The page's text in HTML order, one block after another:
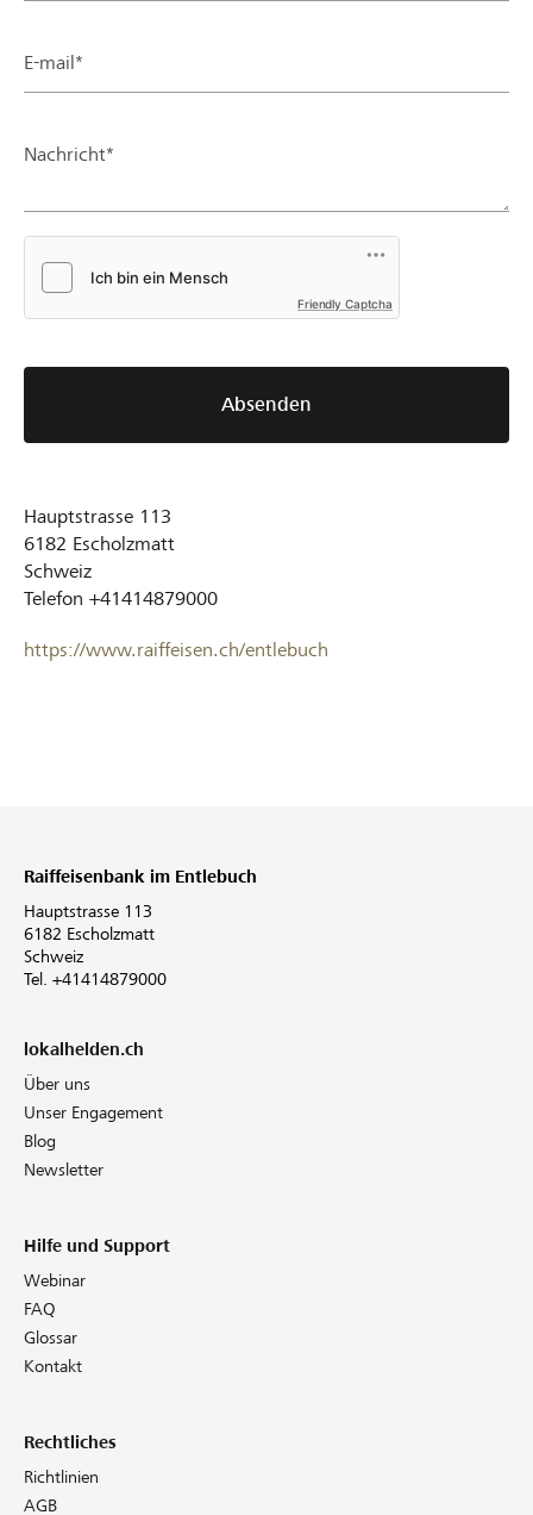
E-mail*
Nachricht*
Friendly Captcha
Absenden
Hauptstrasse 113
6182 Escholzmatt
Schweiz
Telefon +41414879000
https://www.raiffeisen.ch/entlebuch
Raiffeisenbank im Entlebuch
Hauptstrasse 113
6182 Escholzmatt
Schweiz
Tel. +41414879000
lokalhelden.ch
Über uns
Unser Engagement
Blog
Newsletter
Hilfe und Support
Webinar
FAQ
Glossar
Kontakt
Rechtliches
Richtlinien
AGB